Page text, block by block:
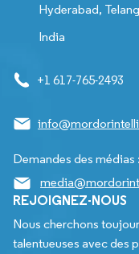
Hyderabad,
India
+1 617-765-2493
Demandes des médias :
REJOIGNEZ-NOUS
Nous cherchons
talentueuses avec des